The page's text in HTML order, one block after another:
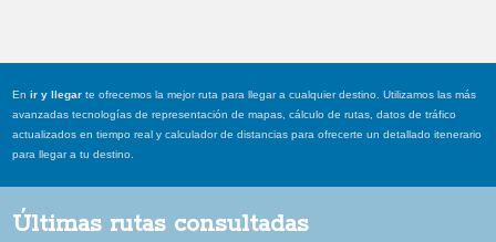
Enir y llegar te ofrecemos la mejor ruta para llegar a cualquier destino. Utilizamos las más
avanzadas tecnologías de representación de mapas, cálculo de rutas, datos de tráfico
actualizados en tiempo real y calculador de distancias para ofrecerte un detallado itenerario
para llegar a tu destino.
Últimas rutas consultadas